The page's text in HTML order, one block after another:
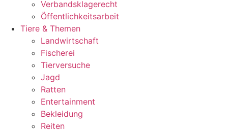
Verbandsklagerecht
Öffentlichkeitsarbeit
Tiere & Themen
Landwirtschaft
Fischerei
Tierversuche
Jagd
Ratten
Entertainment
Bekleidung
Reiten